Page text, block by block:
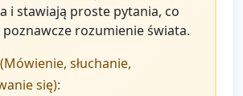
i stawiają proste pytania, co
rozumienie świata.
słuchanie,
się):